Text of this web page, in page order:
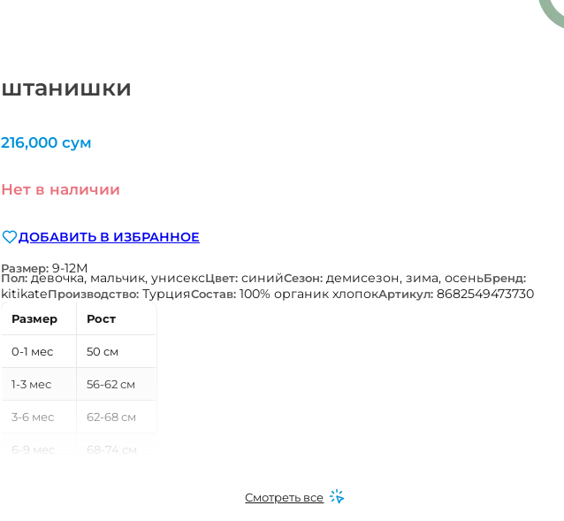
штанишки
216,000 сум
Нет в наличии
ДОБАВИТЬ В ИЗБРАННОЕ
Размер: 9-12М
Пол:девочка, мальчик, унисексЦвет: синийСезон: демисезон, зима, осеньБренд:
kitikateПроизводство: ТурцияСостав: 100% органик хлопокАртикул: 8682549473730
Размер Рост
0-1 мес 50 см
1-3 мес 56-62 см
3-6 мес 62-68 см
6-9 мес 68-74 см
Смотреть все